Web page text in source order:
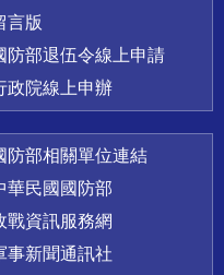
言版
防部退伍令線上申請
政院線上申辦
防部相關單位連結
華民國國防部
戰資訊服務網
事新聞通訊社